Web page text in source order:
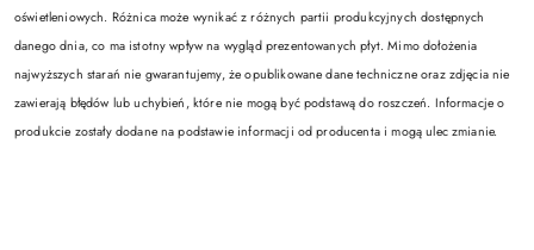
oświetleniowych. Różnica może wynikać z różnych partii produkcyjnych dostępnych
danego dnia, co ma istotny wpływ na wygląd prezentowanych płyt. Mimo dołożenia
najwyższych starań nie gwarantujemy, że opublikowane dane techniczne oraz zdjęcia nie
zawierają błędów lub uchybień, które nie mogą być podstawą do roszczeń. Informacje o
produkcie zostały dodane na podstawie informacji od producenta i mogą ulec zmianie.